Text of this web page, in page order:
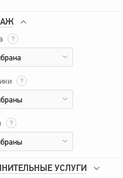
?
?
?
УСЛУГИ